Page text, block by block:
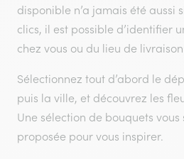
disponible n’a jamais été aussi
clics, il est possible d’identifier
chez vous ou du lieu de
Sélectionnez tout d’abord le
puis la ville, et découvrez les
Une sélection de bouquets
proposée pour vous inspirer.